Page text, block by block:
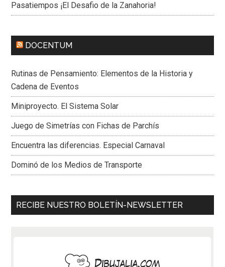
Pasatiempos ¡El Desafio de la Zanahoria!
DOCENTUM
Rutinas de Pensamiento: Elementos de la Historia y
Cadena de Eventos
Miniproyecto. El Sistema Solar
Juego de Simetrías con Fichas de Parchís
Encuentra las diferencias. Especial Carnaval
Dominó de los Medios de Transporte
RECIBE NUESTRO BOLETÍN-NEWSLETTER